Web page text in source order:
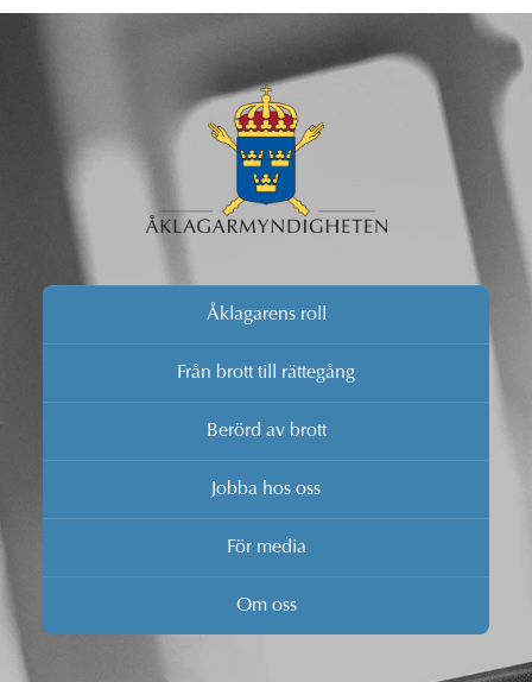
Åklagarens roll
Från brott till rättegång
Berörd av brott
Jobba hos oss
För media
Om oss